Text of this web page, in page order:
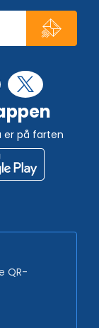
er på farten
QR-